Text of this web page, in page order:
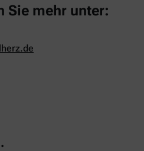
Sie mehr unter: